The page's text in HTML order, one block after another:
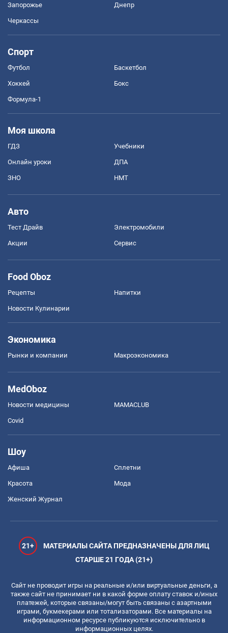
Запорожье Днепр
Черкассы
Спорт
Футбол Баскетбол
Хоккей Бокс
Формула-1
Моя школа
ГДЗ Учебники
Онлайн уроки ДПА
ЗНО НМТ
Авто
Тест Драйв Электромобили
Акции Сервис
Food Oboz
Рецепты Напитки
Новости Кулинарии
Экономика
Рынки и компании Mакроэкономика
MedOboz
Новости медицины MAMACLUB
Covid
Шоу
Афиша Сплетни
Красота Мода
Женский Журнал
21+
МАТЕРИАЛЫ САЙТА ПРЕДНАЗНАЧЕНЫ ДЛЯ ЛИЦ
СТАРШЕ 21 ГОДА (21+)
Сайт не проводит игры на реальные и/или виртуальные деньги, а
также сайт не принимает ни в какой форме оплату ставок и/иных
платежей, которые связаны/могут быть связаны с азартными
играми, букмекерами или тотализаторами. Все материалы на
информационном ресурсе публикуются исключительно в
информационных целях.